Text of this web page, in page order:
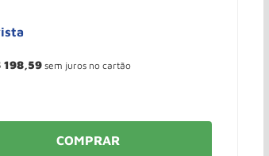
198,59sem juros no cartão
COMPRAR